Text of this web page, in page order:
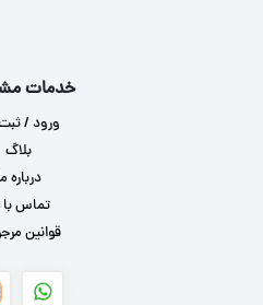
خدمات
ورود /
بلاگ
درباره
تماس با
قوانین